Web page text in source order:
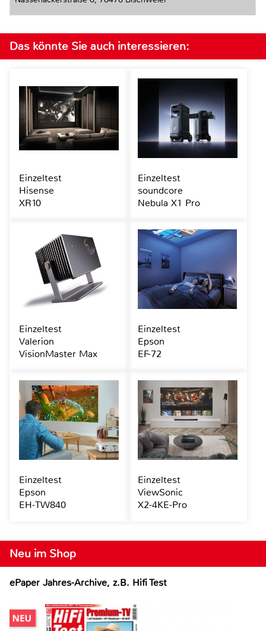
Neu im Shop
ePaper Jahres-Archive, z.B. Hifi Test
Das könnte Sie auch interessieren:
Einzeltest
Hisense
XR10
Einzeltest
soundcore
Nebula X1 Pro
Einzeltest
Valerion
VisionMaster Max
Einzeltest
Epson
EF-72
Einzeltest
Epson
EH-TW840
Einzeltest
ViewSonic
X2-4KE-Pro